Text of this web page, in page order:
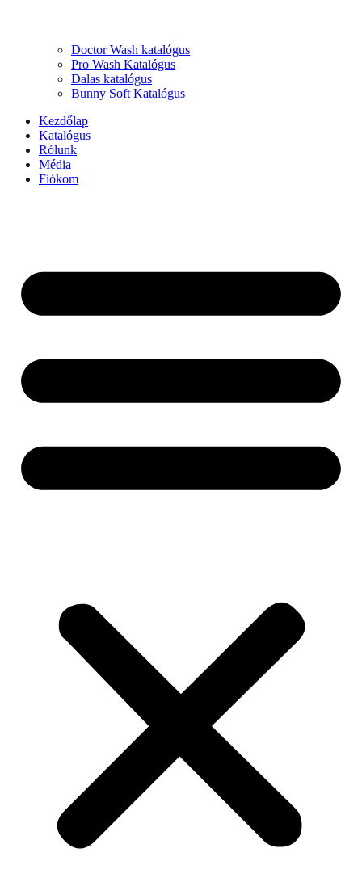
Doctor Wash katalógus
Pro Wash Katalógus
Dalas katalógus
Bunny Soft Katalógus
Kezdőlap
Katalógus
Rólunk
Média
Fiókom